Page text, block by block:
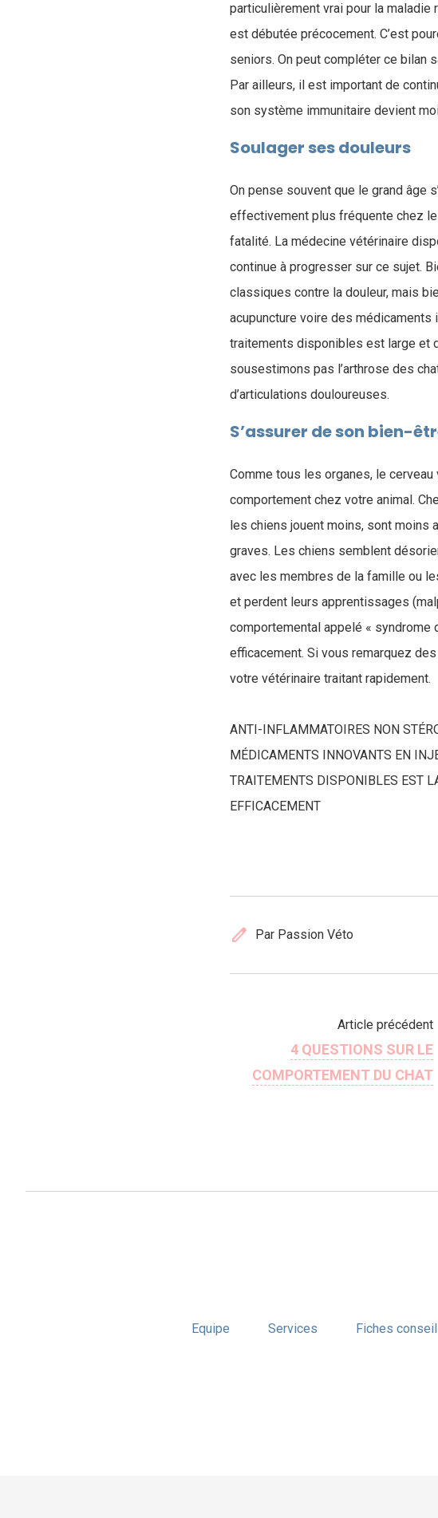
particulièrement vrai pour la maladie
est débutée précocement. C’est
seniors. On peut compléter ce bilan
Par ailleurs, il est important de
son système immunitaire devient
Soulager ses douleurs
On pense souvent que le grand âge
effectivement plus fréquente chez
fatalité. La médecine vétérinaire
continue à progresser sur ce sujet.
classiques contre la douleur, mais
acupuncture voire des
traitements disponibles est large et
sousestimons pas l’arthrose des
d’articulations douloureuses.
S’assurer de son bien-
Comme tous les organes, le
comportement chez votre animal.
les chiens jouent moins, sont
graves. Les chiens semblent
avec les membres de la famille ou
et perdent leurs apprentissages
comportemental appelé « syndrome
efficacement. Si vous remarquez
votre vétérinaire traitant rapidement.
ANTI-INFLAMMATOIRES NON
MÉDICAMENTS INNOVANTS EN
TRAITEMENTS DISPONIBLES EST
EFFICACEMENT
edit Par Passion Véto
Article précédent
4 QUESTIONS SUR LE
COMPORTEMENT DU CHAT
Equipe Services Fiches